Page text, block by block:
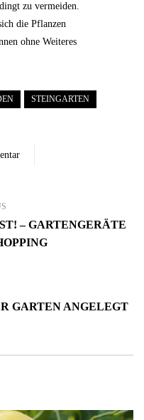
zu vermeiden.
die Pflanzen
ohne Weiteres
STEINGARTEN
– GARTENGERÄTE
GARTEN ANGELEGT